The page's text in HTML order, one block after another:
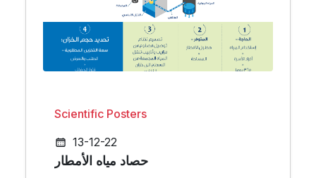
Scientific Posters
13-12-22
حصاد مياه الأمطار